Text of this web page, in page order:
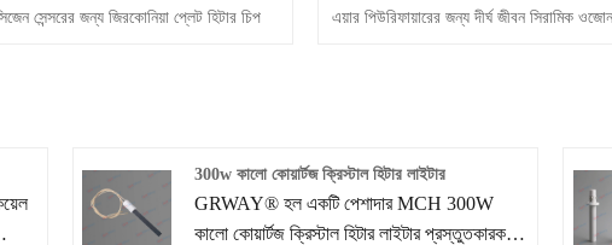
সেন্সরের জন্য জিরকোনিয়া প্লেট হিটার চিপ এয়ার পিউরিফায়ারের জন্য দীর্ঘ জীবন সিরামিক
300w কালো কোয়ার্টজ ক্রিস্টাল হিটার লাইটার
GRWAY® হল একটি পেশাদার MCH 300W
কালো কোয়ার্টজ ক্রিস্টাল হিটার লাইটার প্রস্তুতকারক